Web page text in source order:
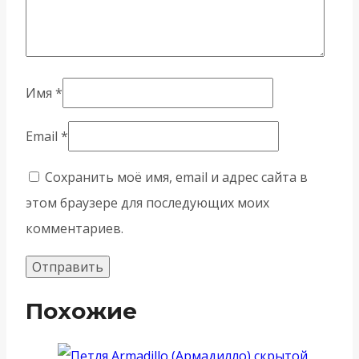
Имя *
Email *
Сохранить моё имя, email и адрес сайта в
этом браузере для последующих моих
комментариев.
Похожие